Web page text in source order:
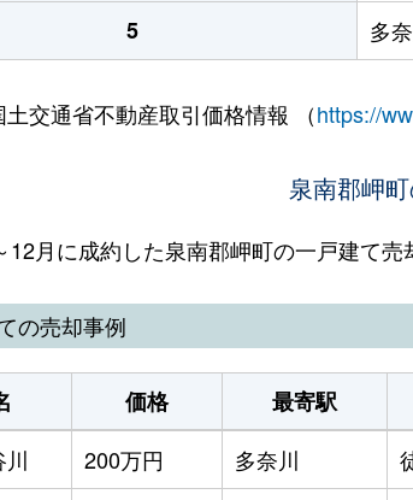
5
多
交通省不動産取引価格情報 （https://
泉南郡岬
12月に成約した泉南郡岬町の一戸建て売
の売却事例
価格 最寄駅
200万円 多奈川